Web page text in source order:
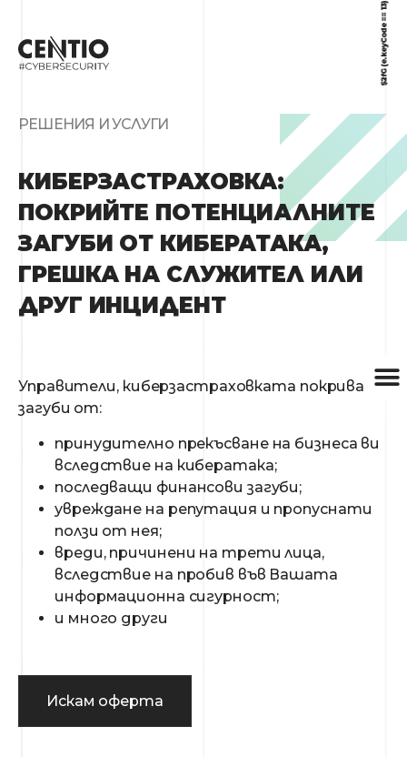
РЕШЕНИЯ И УСЛУГИ
КИБЕРЗАСТРАХОВКА:
ПОКРИЙТЕ ПОТЕНЦИАЛНИТЕ
ЗАГУБИ ОТ КИБЕРАТАКА,
ГРЕШКА НА СЛУЖИТЕЛ ИЛИ
ДРУГ ИНЦИДЕНТ
Управители, киберзастраховката покрива
загуби от:
принудително прекъсване на бизнеса ви
вследствие на кибератака;
последващи финансови загуби;
увреждане на репутация и пропуснати
ползи от нея;
вреди, причинени на трети лица,
вследствие на пробив във Вашата
информационна сигурност;
и много други
Искам оферта